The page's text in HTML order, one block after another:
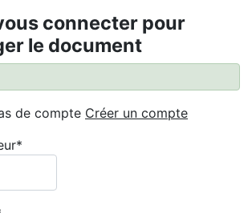
connecter pour
le document
de compte Créer un compte
*